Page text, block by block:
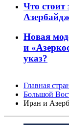
Что
Новая
и
указ?
Главная
Большой
Иран и